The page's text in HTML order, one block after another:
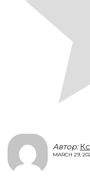
Автор:
MARCH 29,